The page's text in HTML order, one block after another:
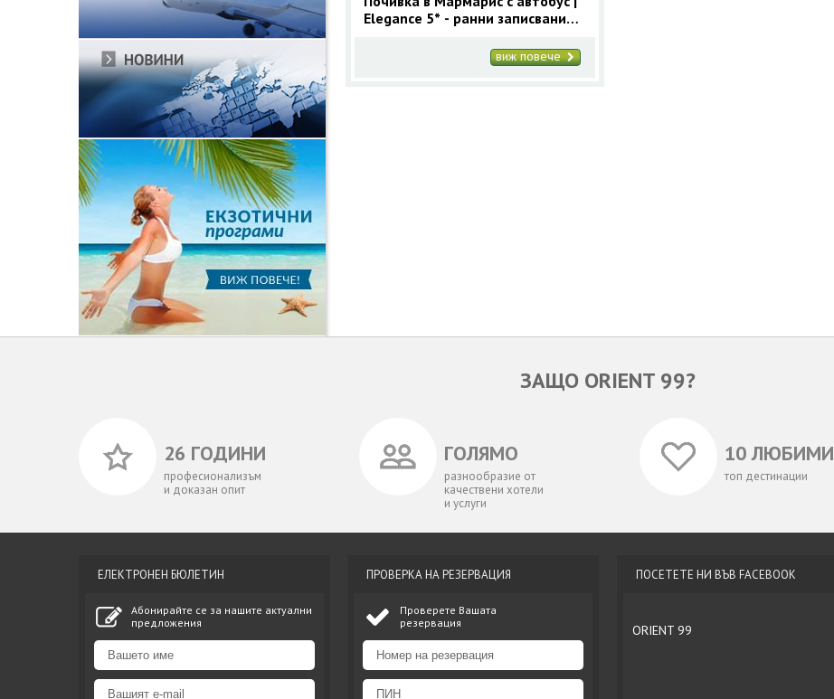
Elegance 5* - ранни записвания
виж повече
ЗАЩО ORIENT 99?
26 ГОДИНИ
професионализъм
и доказан опит
ГОЛЯМО
разнообразие от
качествени хотели
и услуги
10 ЛЮБИМИ
топ дестинации
ЕЛЕКТРОНЕН БЮЛЕТИН
Абонирайте се за нашите актуални
предложения
ПРОВЕРКА НА РЕЗЕРВАЦИЯ
Проверете Вашата
резервация
ПОСЕТЕТЕ НИ ВЪВ FACEBOOK
ORIENT 99